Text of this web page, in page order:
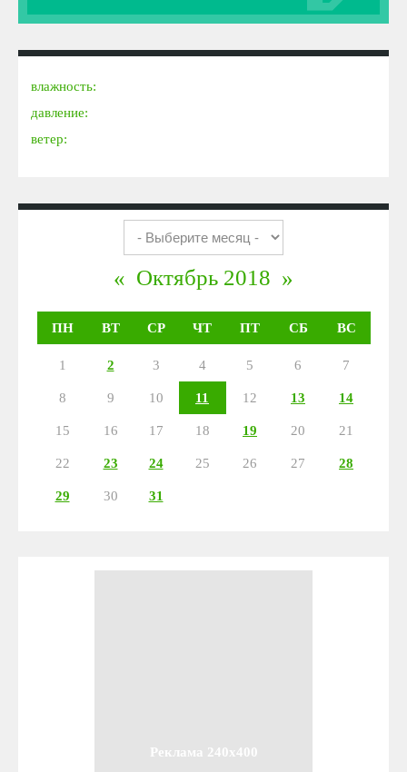
влажность:
давление:
ветер:
« Октябрь 2018 »
ПН ВТ СР ЧТ ПТ СБ ВС
1 2 3 4 5 6 7
8 9 10 11 12 13 14
15 16 17 18 19 20 21
22 23 24 25 26 27 28
29 30 31
Реклама 240x400